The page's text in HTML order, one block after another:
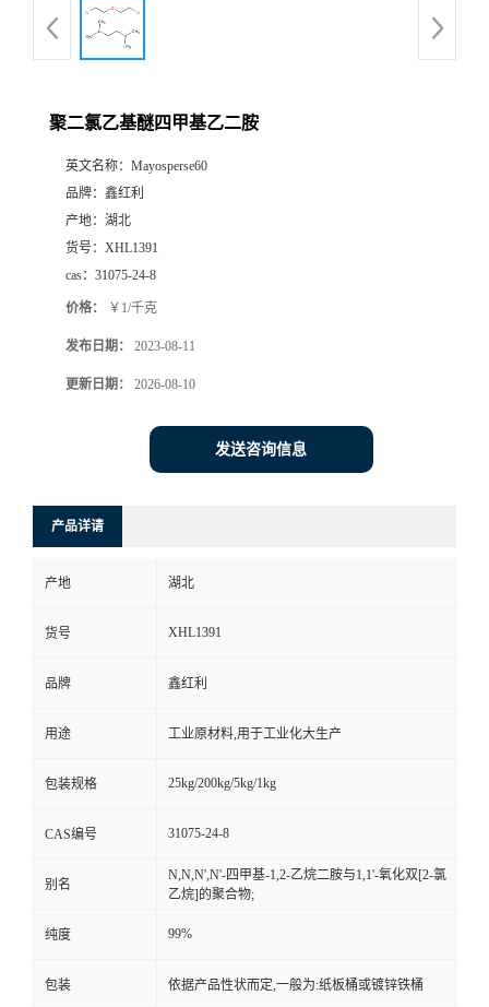
聚二氯乙基醚四甲基乙二胺
英文名称： Mayosperse60
品牌： 鑫红利
产地： 湖北
货号： XHL1391
cas： 31075-24-8
价格： ￥1/千克
发布日期： 2023-08-11
更新日期： 2026-08-10
发送咨询信息
产品详请
产地 湖北
货号 XHL1391
品牌 鑫红利
用途 工业原材料,用于工业化大生产
包装规格 25kg/200kg/5kg/1kg
CAS编号 31075-24-8
别名
N,N,N',N'-四甲基-1,2-乙烷二胺与1,1'-氧化双[2-氯
乙烷]的聚合物;
纯度 99%
包装 依据产品性状而定,一般为:纸板桶或镀锌铁桶